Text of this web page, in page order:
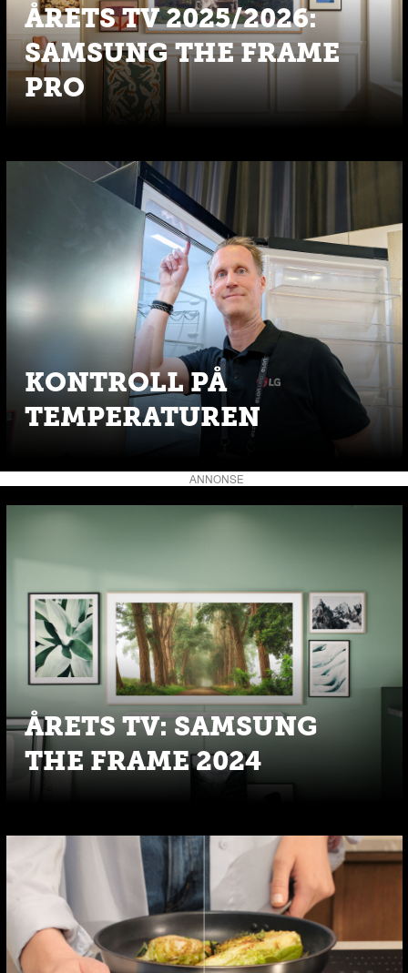
ÅRETS TV 2025/2026:
SAMSUNG THE FRAME
PRO
KONTROLL PÅ
TEMPERATUREN
ANNONSE
ÅRETS TV: SAMSUNG
THE FRAME 2024